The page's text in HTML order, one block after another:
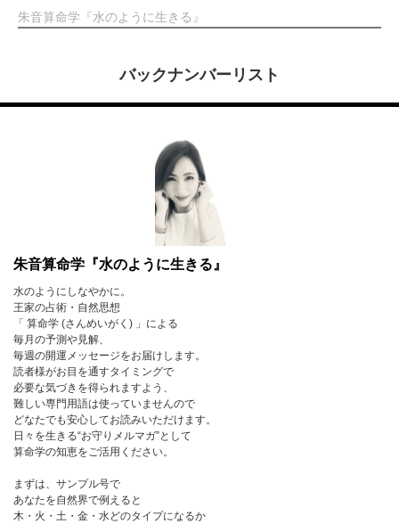
朱音算命学『水のように生きる』
バックナンバーリスト
朱音算命学『水のように生きる』
水のようにしなやかに。
王家の占術・自然思想
「 算命学 (さんめいがく) 」による
毎月の予測や見解、
毎週の開運メッセージをお届けします。
読者様がお目を通すタイミングで
必要な気づきを得られますよう、
難しい専門用語は使っていませんので
どなたでも安心してお読みいただけます。
日々を生きる“お守りメルマガ”として
算命学の知恵をご活用ください。
まずは、サンプル号で
あなたを自然界で例えると
木・火・土・金・水どのタイプになるか